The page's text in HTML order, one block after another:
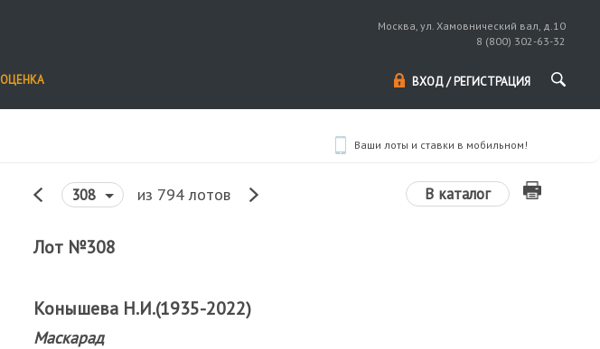
Москва, ул. Хамовнический вал, д.10
8 (800) 302-63-32
ОЦЕНКА ВХОД / РЕГИСТРАЦИЯ
Ваши лоты и ставки в мобильном!
308 из 794 лотов В каталог
Лот №308
Конышева Н.И.(1935-2022)
Маскарад